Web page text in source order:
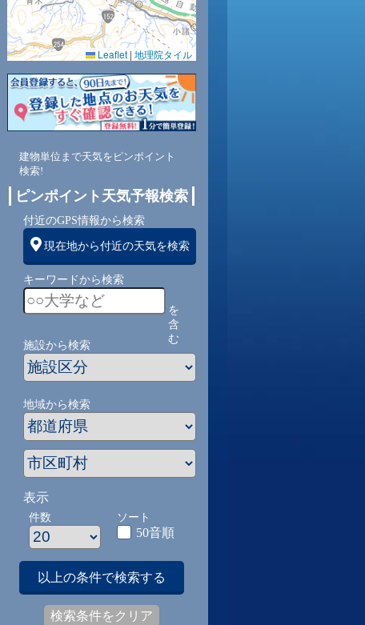
0.0 0.0 0.0 0.0
89 79 75 76
南西 南 南
1 2 3 3
Leaflet | 地理院タイル
建物単位まで天気をピンポイント
検索!
ピンポイント天気予報検索
付近のGPS情報から検索
現在地から付近の天気を検索
キーワードから検索
を
含
む
施設から検索
地域から検索
表示
件数 ソート
50音順
以上の条件で検索する
検索条件をクリア